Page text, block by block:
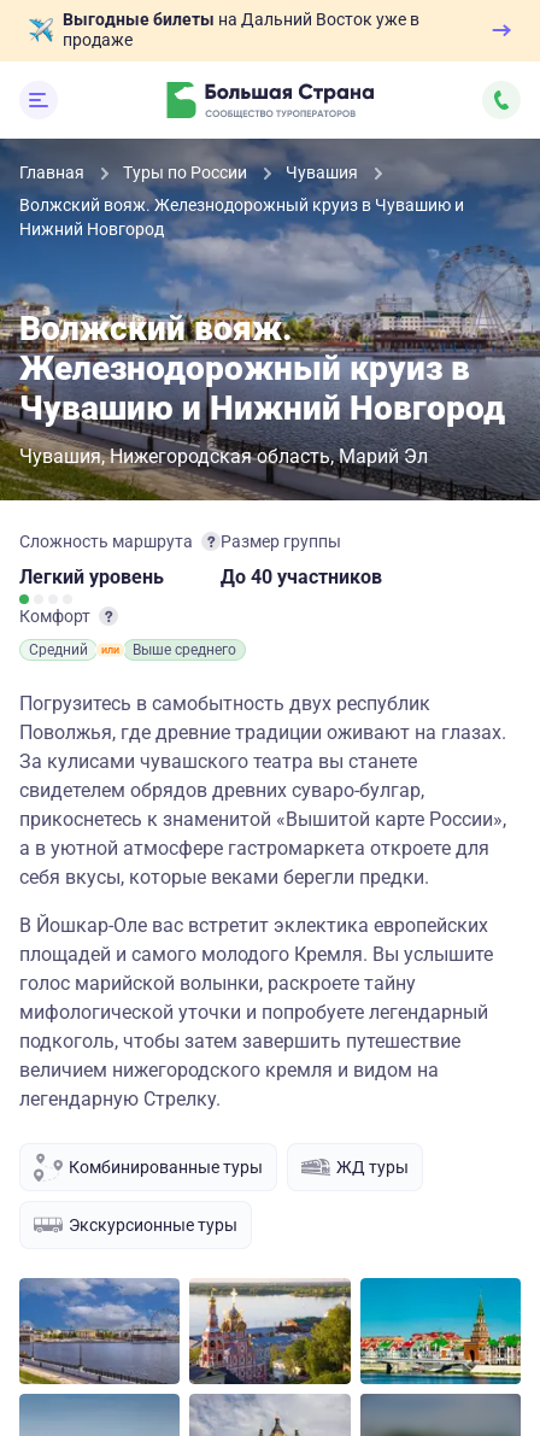
Выгодные билеты на Дальний Восток уже в
продаже
Главная Туры по России
Чувашия
Волжский вояж. Железнодорожный круиз в Чувашию и
Нижний Новгород
Волжский вояж.
Железнодорожный круиз в
Чувашию и Нижний Новгород
Чувашия Нижегородская область Марий Эл
Сложность маршрута
Легкий уровень
Комфорт
Средний Выше среднего
Размер группы
до 40 участников
Погрузитесь в самобытность двух республик
Поволжья, где древние традиции оживают на глазах.
За кулисами чувашского театра вы станете
свидетелем обрядов древних суваро-булгар,
прикоснетесь к знаменитой «Вышитой карте России»,
а в уютной атмосфере гастромаркета откроете для
себя вкусы, которые веками берегли предки.
В Йошкар-Оле вас встретит эклектика европейских
площадей и самого молодого Кремля. Вы услышите
голос марийской волынки, раскроете тайну
мифологической уточки и попробуете легендарный
подкоголь, чтобы затем завершить путешествие
величием нижегородского кремля и видом на
легендарную Стрелку.
Комбинированные туры ЖД туры
Экскурсионные туры